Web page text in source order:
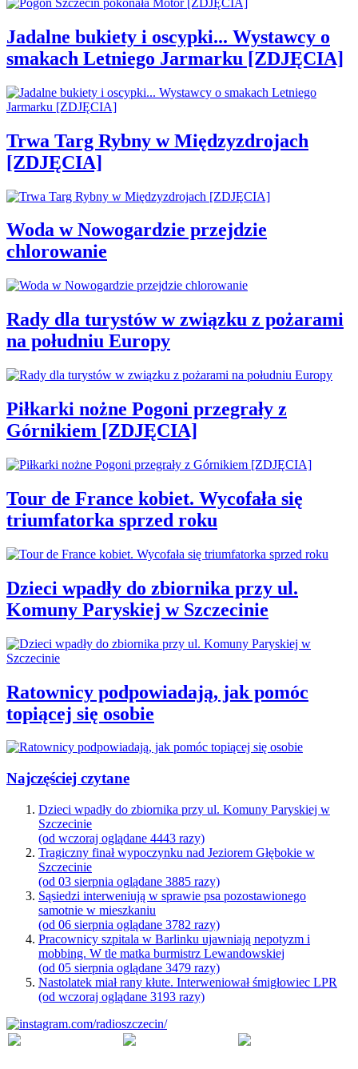
Jadalne bukiety i oscypki... Wystawcy o
smakach Letniego Jarmarku [ZDJĘCIA]
Trwa Targ Rybny w Międzyzdrojach
[ZDJĘCIA]
Woda w Nowogardzie przejdzie
chlorowanie
Rady dla turystów w związku z pożarami
na południu Europy
Piłkarki nożne Pogoni przegrały z
Górnikiem [ZDJĘCIA]
Tour de France kobiet. Wycofała się
triumfatorka sprzed roku
Dzieci wpadły do zbiornika przy ul.
Komuny Paryskiej w Szczecinie
Ratownicy podpowiadają, jak pomóc
topiącej się osobie
Najczęściej czytane
Dzieci wpadły do zbiornika przy ul. Komuny Paryskiej w
Szczecinie
(od wczoraj oglądane 4443 razy)
Tragiczny finał wypoczynku nad Jeziorem Głębokie w
Szczecinie
(od 03 sierpnia oglądane 3885 razy)
Sąsiedzi interweniują w sprawie psa pozostawionego
samotnie w mieszkaniu
(od 06 sierpnia oglądane 3782 razy)
Pracownicy szpitala w Barlinku ujawniają nepotyzm i
mobbing. W tle matka burmistrz Lewandowskiej
(od 05 sierpnia oglądane 3479 razy)
Nastolatek miał rany kłute. Interweniował śmigłowiec LPR
(od wczoraj oglądane 3193 razy)